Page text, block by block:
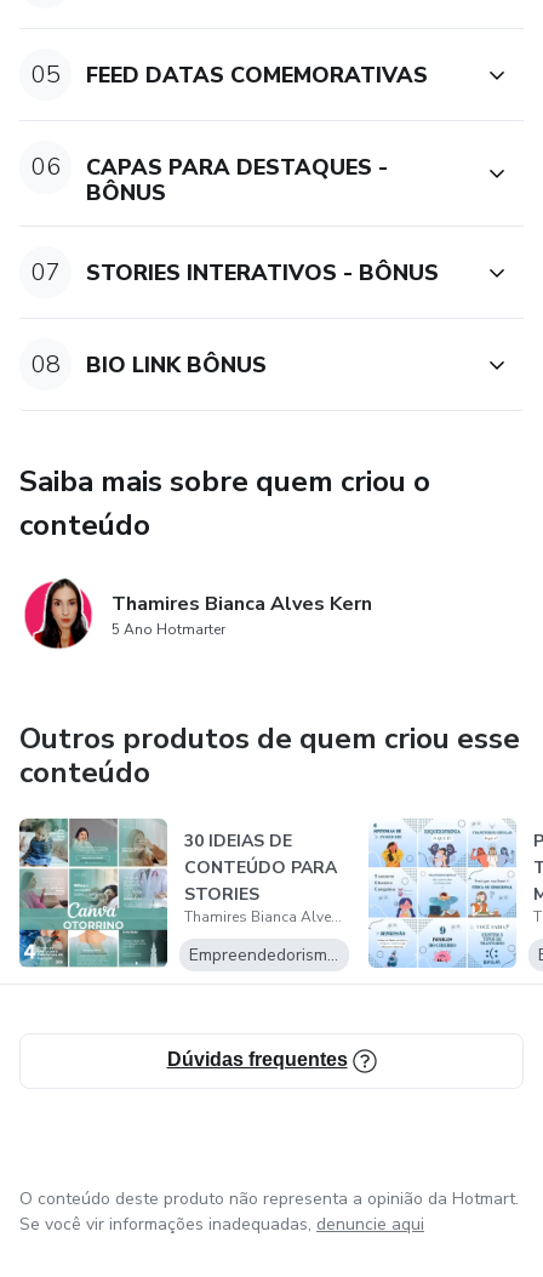
05 FEED DATAS COMEMORATIVAS
06
CAPAS PARA DESTAQUES -
BÔNUS
07 STORIES INTERATIVOS - BÔNUS
08 BIO LINK BÔNUS
Saiba mais sobre quem criou o
conteúdo
Thamires Bianca Alves Kern
5 Ano Hotmarter
Outros produtos de quem criou esse
conteúdo
30 IDEIAS DE
CONTEÚDO PARA
STORIES
Thamires Bianca Alves Kern
Empreendedorismo Digital
Dúvidas frequentes
O conteúdo deste produto não representa a opinião da Hotmart.
Se você vir informações inadequadas, denuncie aqui